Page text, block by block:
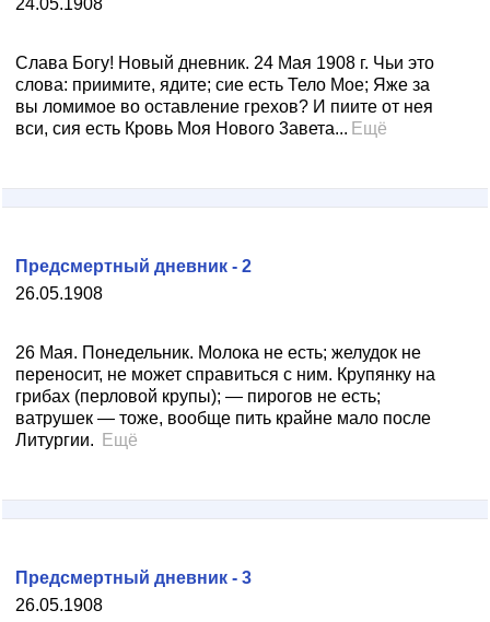
24.05.1908
Слава Богу! Новый дневник. 24 Мая 1908 г. Чьи это
слова: приимите, ядите; сие есть Тело Мое; Яже за
вы ломимое во оставление грехов? И пиите от нея
вси, сия есть Кровь Моя Нового 3авета... Ещё
26.05.1908
Предсмертный дневник - 2
26 Мая. Понедельник. Молока не есть; желудок не
переносит, не может справиться с ним. Крупянку на
грибах (перловой крупы); — пирогов не есть;
ватрушек — тоже, вообще пить крайне мало после
Литургии.
Ещё
26.05.1908
Предсмертный дневник - 3